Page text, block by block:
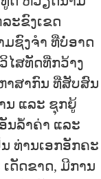
ະຂົງເຂດ
ມຊົງຈໍາ ທີ່ບໍ່ອາດ
ໄສທັດທີ່ກວ້າງ
າສາກົນ ທີ່ສັບສົນ
ນ ແລະ ຊຸກຍູ້
ນລ້ຳຄ່າ ແລະ
ທ່ານເອກອັກຄະ
ດັດຂາດ, ມີການ